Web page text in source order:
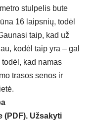
stulpelis bute
16 laipsnių, todėl
taip, kad už
kodėl taip yra – gal
kad namas
trasos senos ir
(PDF). Užsakyti